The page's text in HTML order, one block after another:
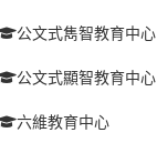
公文式雋智教育中心
公文式顯智教育中心
六維教育中心